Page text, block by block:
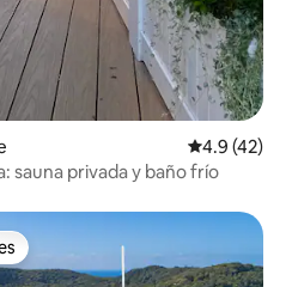
Calificación
4.9 (42)
sauna privada y baño frío